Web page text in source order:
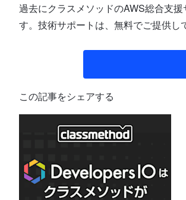
過去にクラスメソッドのAWS総合支
す。技術サポートは、無料でご提供し
この記事をシェアする